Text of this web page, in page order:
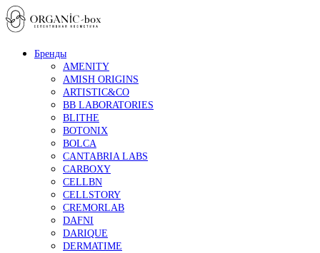
Бренды
AMENITY
AMISH ORIGINS
ARTISTIC&CO
BB LABORATORIES
BLITHE
BOTONIX
BOLCA
CANTABRIA LABS
CARBOXY
CELLBN
CELLSTORY
CREMORLAB
DAFNI
DARIQUE
DERMATIME